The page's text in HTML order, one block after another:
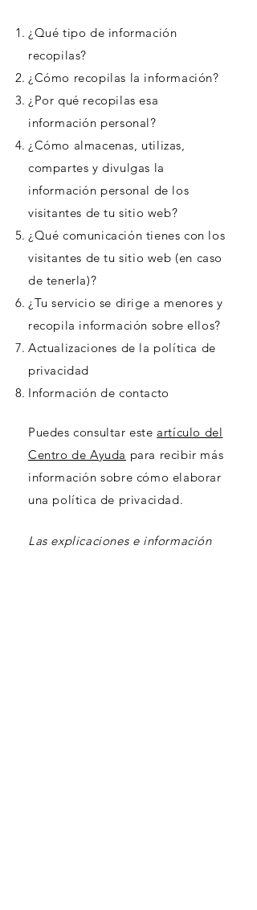
¿Qué tipo de información
recopilas?
¿Cómo recopilas la información?
¿Por qué recopilas esa
información personal?
¿Cómo almacenas, utilizas,
compartes y divulgas la
información personal de los
visitantes de tu sitio web?
¿Qué comunicación tienes con los
visitantes de tu sitio web (en caso
de tenerla)?
¿Tu servicio se dirige a menores y
recopila información sobre ellos?
Actualizaciones de la política de
privacidad
Información de contacto
Puedes consultar este artículo del
Centro de Ayuda para recibir más
información sobre cómo elaborar
una política de privacidad.
Las explicaciones e información